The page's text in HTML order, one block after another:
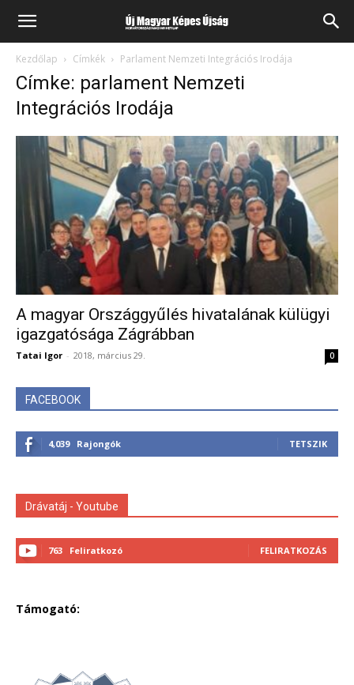
Kezdőlap Címkék Parlament Nemzeti Integrációs Irodája
Címke: parlament Nemzeti
Integrációs Irodája
A magyar Országgyűlés hivatalának külügyi
igazgatósága Zágrábban
Tatai Igor - 2018, március 29. 0
FACEBOOK
4,039 Rajongók TETSZIK
Drávatáj - Youtube
763 Feliratkozó FELIRATKOZÁS
Támogató: